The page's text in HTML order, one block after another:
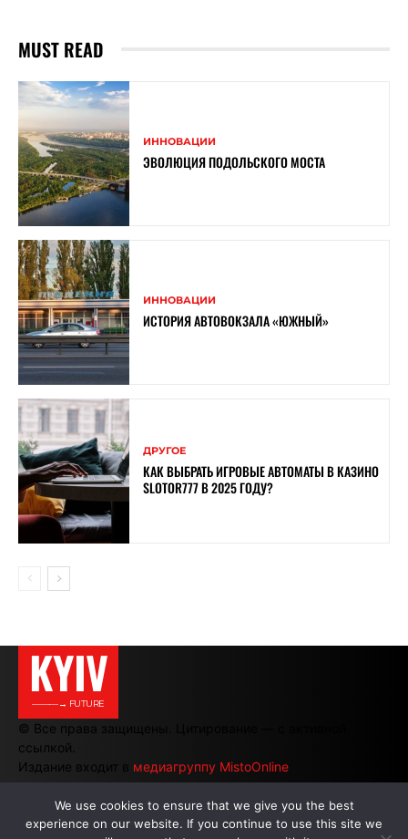
MUST READ
ИННОВАЦИИ
ЭВОЛЮЦИЯ ПОДОЛЬСКОГО МОСТА
ИННОВАЦИИ
ИСТОРИЯ АВТОВОКЗАЛА «ЮЖНЫЙ»
ДРУГОЕ
КАК ВЫБРАТЬ ИГРОВЫЕ АВТОМАТЫ В КАЗИНО
SLOTOR777 В 2025 ГОДУ?
KYIV
———→ FUTURE
© Все права защищены. Цитирование — с активной
ссылкой.
Издание входит в медиагруппу MistoOnline
АВТОРЫ | РЕКЛАМА НА САЙТЕ
We use cookies to ensure that we give you the best
experience on our website. If you continue to use this site we